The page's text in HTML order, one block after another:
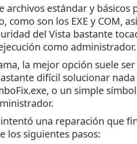
archivos estándar y básicos
como son los EXE y COM,
del Vista bastante
como administrador.
la mejor opción suele
difícil solucionar
o un simple
una reparación que
los siguientes pasos: